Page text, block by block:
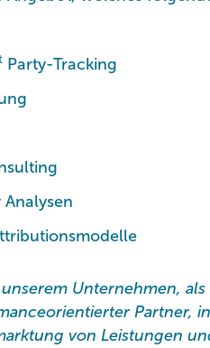
Party-Tracking
Unternehmen,
Partner,
von Leistungen